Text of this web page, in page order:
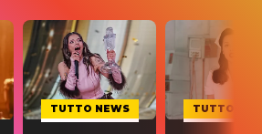
TUTTO NEWS TUTTO